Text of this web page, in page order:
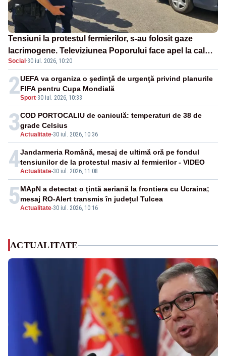
Tensiuni la protestul fermierilor, s-au folosit gaze
lacrimogene. Televiziunea Poporului face apel la calm
– LIVE TEXT
Social ·30 iul. 2026, 10:20
2Sport-30 iul. 2026, 10:33
UEFA va organiza o şedinţă de urgenţă privind planurile
FIFA pentru Cupa Mondială
3Actualitate-30 iul. 2026, 10:36
COD PORTOCALIU de caniculă: temperaturi de 38 de
grade Celsius
4Actualitate-30 iul. 2026, 11:08
Jandarmeria Română, mesaj de ultimă oră pe fondul
tensiunilor de la protestul masiv al fermierilor - VIDEO
5Actualitate-30 iul. 2026, 10:16
MApN a detectat o țintă aeriană la frontiera cu Ucraina;
mesaj RO-Alert transmis în județul Tulcea
ACTUALITATE